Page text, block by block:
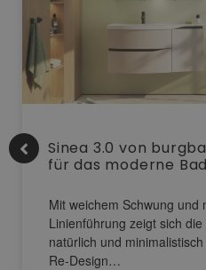
Sinea 3.0 von
für das moderne Bad
Mit weichem Schwung und
Linienführung zeigt sich
natürlich und
Re-Design…